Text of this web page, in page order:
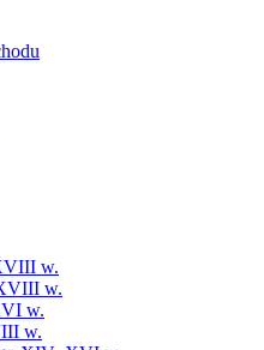
w.
w.
w.
w.